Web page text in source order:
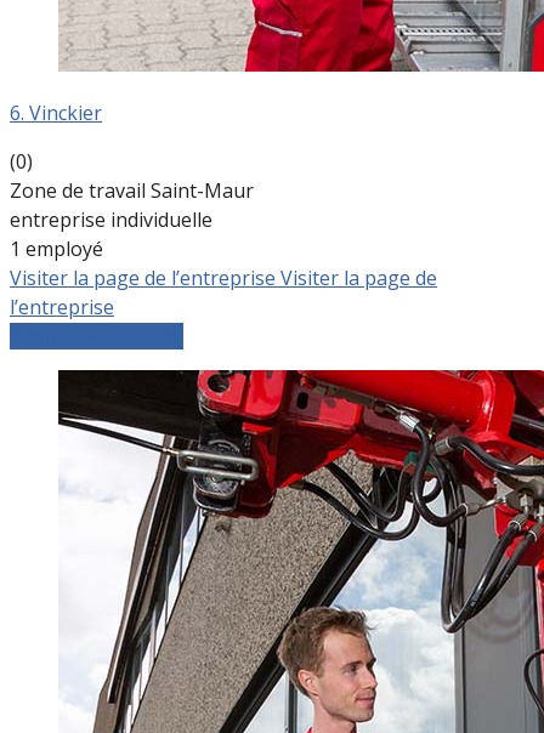
6. Vinckier
(0)
Zone de travail Saint-Maur
entreprise individuelle
1 employé
Visiter la page de l’entreprise Visiter la page de
l’entreprise